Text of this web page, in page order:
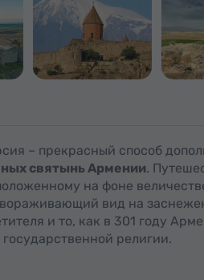
– прекрасный способ
святынь Армении.
на фоне
вид на
и то, как в 301 году
государственной религии.